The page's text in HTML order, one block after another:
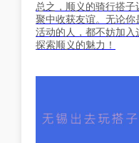
总之，顺义的骑行搭
聚中收获友谊。无论
活动的人，都不妨加入
探索顺义的魅力！